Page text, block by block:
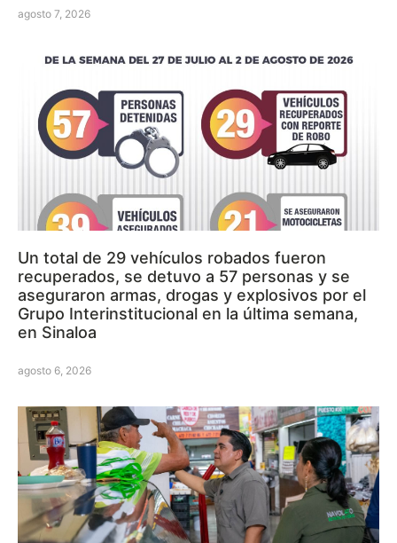
agosto 7, 2026
Un total de 29 vehículos robados fueron
recuperados, se detuvo a 57 personas y se
aseguraron armas, drogas y explosivos por el
Grupo Interinstitucional en la última semana,
en Sinaloa
agosto 6, 2026